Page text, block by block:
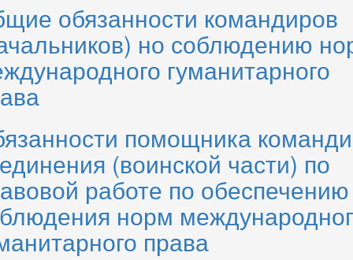
обязанности командиров
но соблюдению
гуманитарного
помощника
(воинской части) по
работе по обеспечению
норм
права